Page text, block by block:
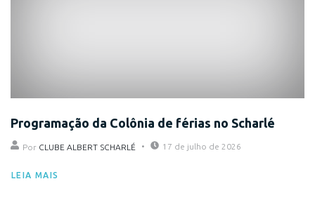
Programação da Colônia de férias no Scharlé
Por CLUBE ALBERT SCHARLÉ 17 de julho de 2026
LEIA MAIS